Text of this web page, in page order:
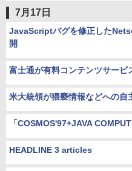
7月17日
JavaScriptバグを修正した
開
富士通が有料コンテンツサービ
米大統領が猥褻情報などへの自
「COSMOS'97+JAVA
HEADLINE 3 articles